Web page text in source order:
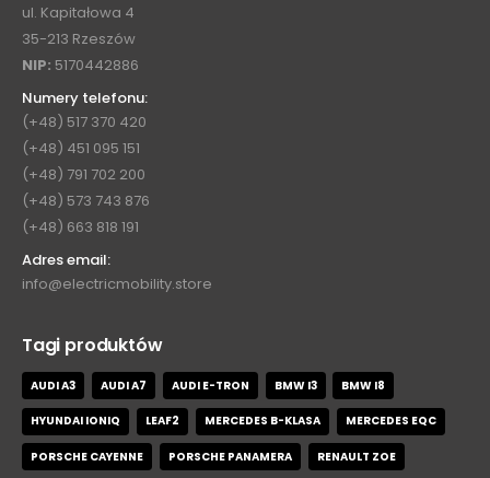
ul. Kapitałowa 4
35-213 Rzeszów
NIP: 5170442886
Numery telefonu:
(+48) 517 370 420
(+48) 451 095 151
(+48) 791 702 200
(+48) 573 743 876
(+48) 663 818 191
Adres email:
info@electricmobility.store
Tagi produktów
AUDI A3 AUDI A7 AUDI E-TRON BMW I3 BMW I8
HYUNDAI IONIQ LEAF2 MERCEDES B-KLASA MERCEDES EQC
PORSCHE CAYENNE PORSCHE PANAMERA RENAULT ZOE